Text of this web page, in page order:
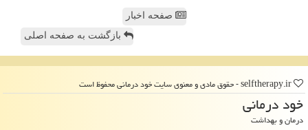
صفحه اخبار
بازگشت به صفحه اصلی
خود درمانی
درمان و بهداشت